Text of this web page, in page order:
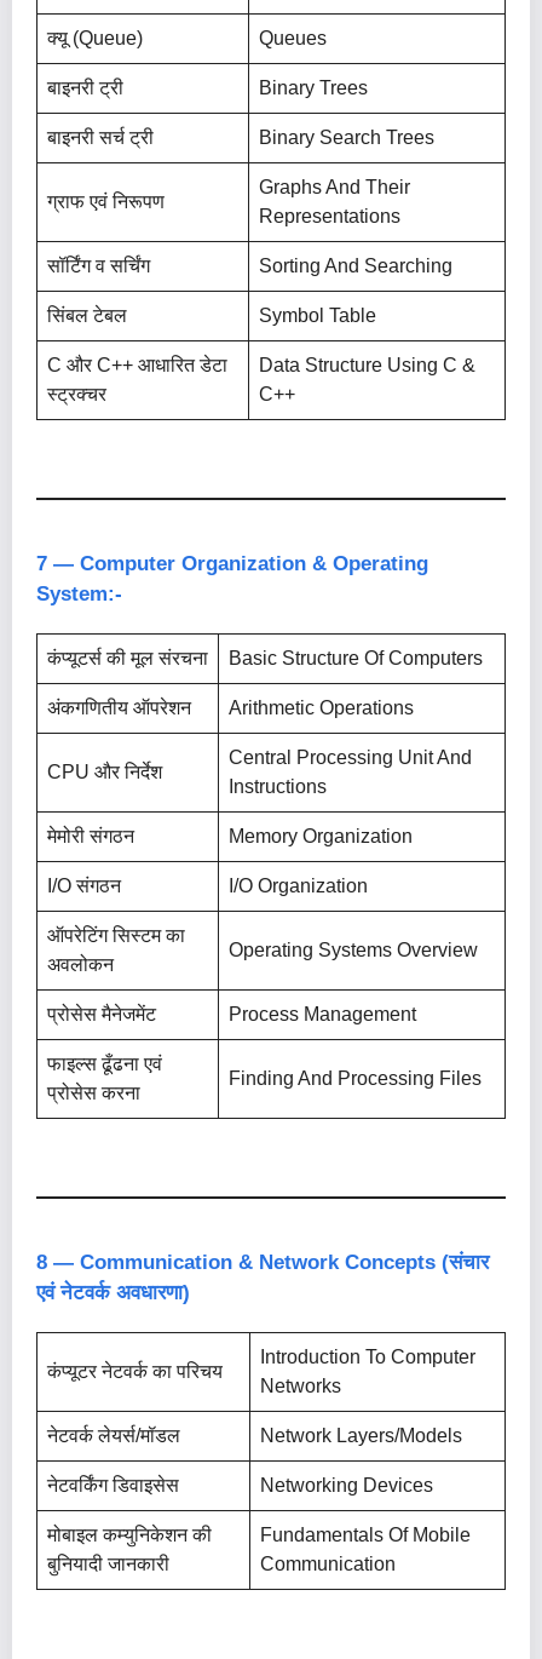
क्यू (Queue) Queues
बाइनरी ट्री Binary Trees
बाइनरी सर्च ट्री Binary Search Trees
ग्राफ एवं निरूपण
Graphs And Their
Representations
सॉर्टिंग व सर्चिंग Sorting And Searching
सिंबल टेबल Symbol Table
C और C++ आधारित डेटा
स्ट्रक्चर
Data Structure Using C &
C++
7 — Computer Organization & Operating
System:-
कंप्यूटर्स की मूल संरचना Basic Structure Of Computers
अंकगणितीय ऑपरेशन Arithmetic Operations
CPU और निर्देश
Central Processing Unit And
Instructions
मेमोरी संगठन Memory Organization
I/O संगठन I/O Organization
ऑपरेटिंग सिस्टम का
अवलोकन
Operating Systems Overview
प्रोसेस मैनेजमेंट Process Management
फाइल्स ढूँढना एवं
प्रोसेस करना
Finding And Processing Files
8 — Communication & Network Concepts (संचार
एवं नेटवर्क अवधारणा)
कंप्यूटर नेटवर्क का परिचय
Introduction To Computer
Networks
नेटवर्क लेयर्स/मॉडल Network Layers/Models
नेटवर्किंग डिवाइसेस Networking Devices
मोबाइल कम्युनिकेशन की
बुनियादी जानकारी
Fundamentals Of Mobile
Communication